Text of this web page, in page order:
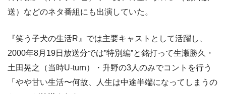
送）などのネタ番組にも出演していた。
『笑う子犬の生活R』では主要キャストとして活躍し、
2000年8月19日放送分では”特別編”と銘打って生瀬勝久・
土田晃之（当時U-turn）・升野の3人のみでコントを行う
「やや甘い生活〜何故、人生は中途半端になってしまうの